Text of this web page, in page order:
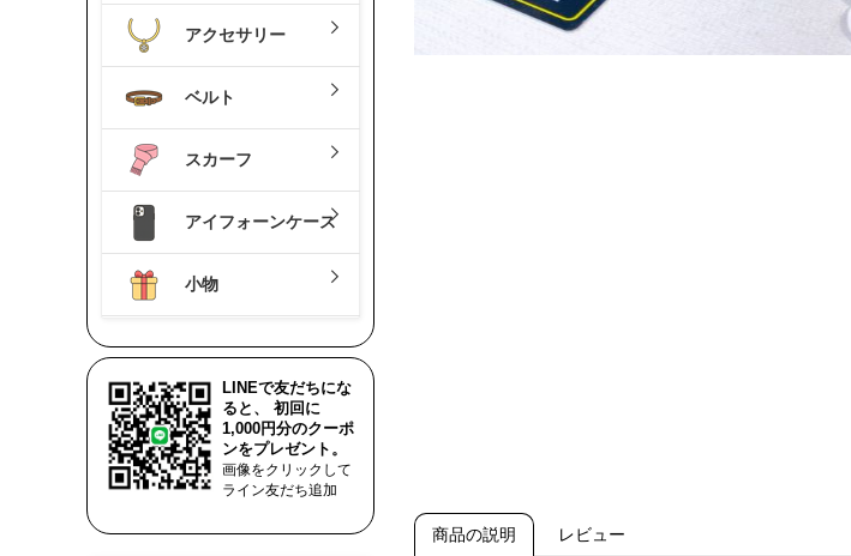
アクセサリー
ベルト
スカーフ
アイフォーンケース
小物
LINEで友だちにな
ると、 初回に
1,000円分のクーポ
ンをプレゼント。
画像をクリックして
ライン友だち追加
商品の説明 レビュー